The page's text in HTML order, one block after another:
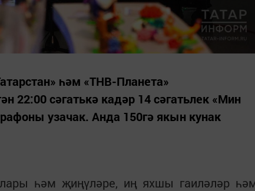
һәм «ТНВ-Планета»
22:00 сәгатькә кадәр 14 сәгатьлек «Мин
узачак. Анда 150гә якын кунак
һәм җиңүләре, иң яхшы гаиләләр